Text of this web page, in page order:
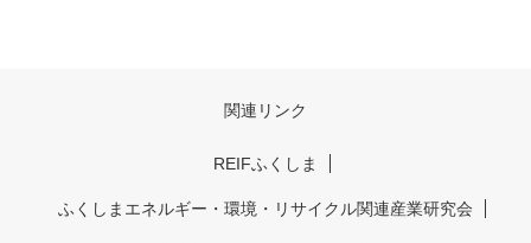
関連リンク
REIFふくしま
ふくしまエネルギー・環境・リサイクル関連産業研究会